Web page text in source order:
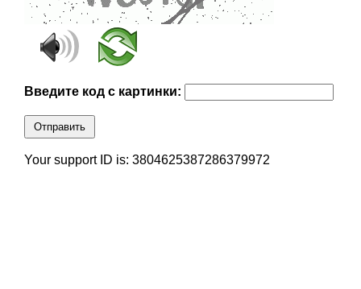
Введите код с картинки:
Отправить
Your support ID is: 3804625387286379972